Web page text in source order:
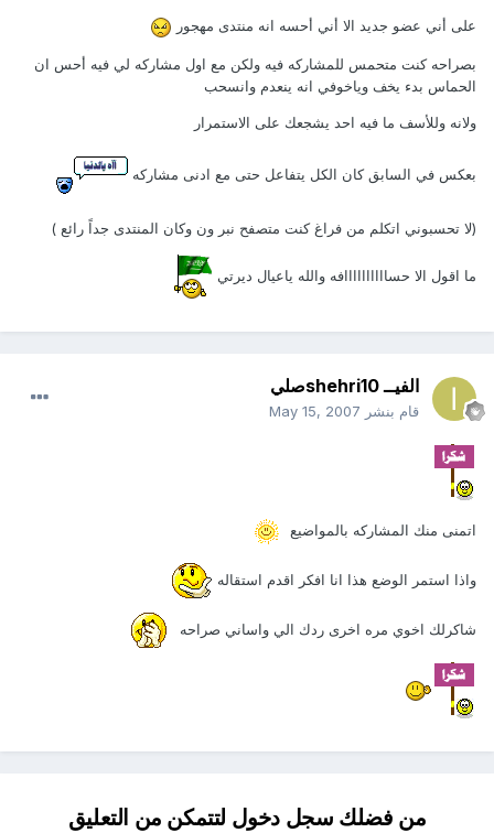
على أني عضو جديد الا أني أحسه انه منتدى مهجور
بصراحه كنت متحمس للمشاركه فيه ولكن مع اول مشاركه لي فيه أحس ان
الحماس بدء يخف وياخوفي انه ينعدم وانسحب
ولانه وللأسف ما فيه احد يشجعك على الاستمرار
بعكس في السابق كان الكل يتفاعل حتى مع ادنى مشاركه
(لا تحسبوني اتكلم من فراغ كنت متصفح نبر ون وكان المنتدى جداً رائع )
ما اقول الا حساااااااااافه والله ياعيال ديرتي
الفيــ shehri10صلي
قام بنشر May 15, 2007
اتمنى منك المشاركه بالمواضيع
واذا استمر الوضع هذا انا افكر اقدم استقاله
شاكرلك اخوي مره اخرى ردك الي واساني صراحه
من فضلك سجل دخول لتتمكن من التعليق